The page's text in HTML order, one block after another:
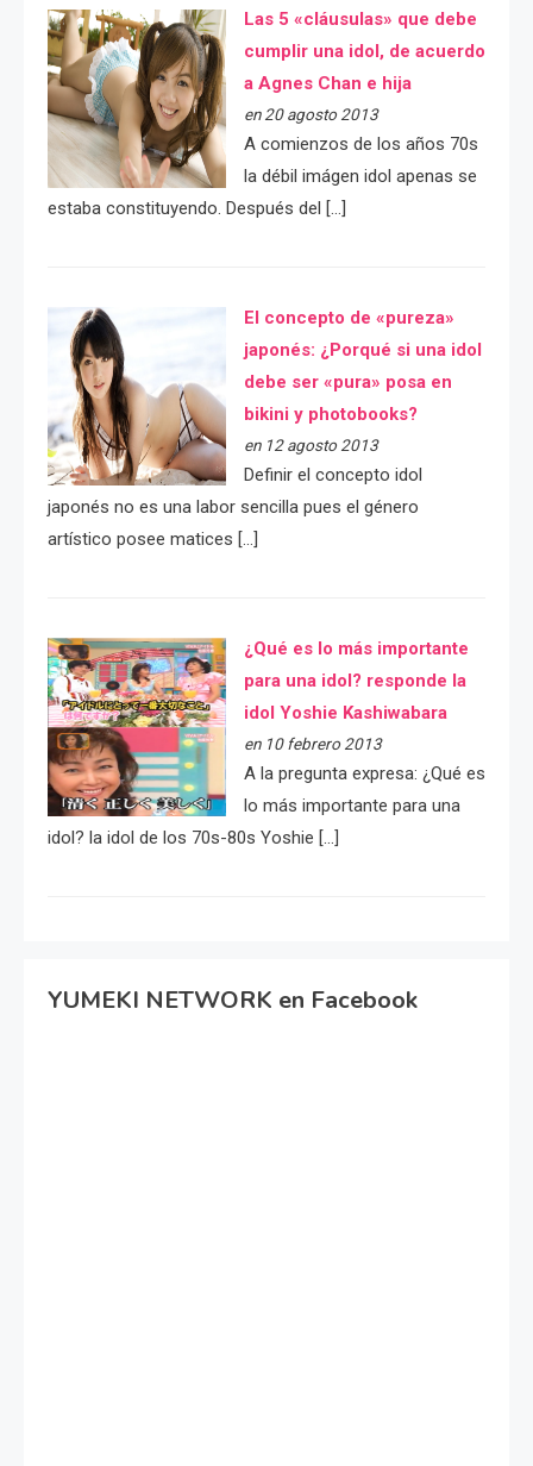
Las 5 «cláusulas» que debe
cumplir una idol, de acuerdo
a Agnes Chan e hija
en 20 agosto 2013
A comienzos de los años 70s
la débil imágen idol apenas se
estaba constituyendo. Después del […]
El concepto de «pureza»
japonés: ¿Porqué si una idol
debe ser «pura» posa en
bikini y photobooks?
en 12 agosto 2013
Definir el concepto idol
japonés no es una labor sencilla pues el género
artístico posee matices […]
¿Qué es lo más importante
para una idol? responde la
idol Yoshie Kashiwabara
en 10 febrero 2013
A la pregunta expresa: ¿Qué es
lo más importante para una
idol? la idol de los 70s-80s Yoshie […]
YUMEKI NETWORK en Facebook